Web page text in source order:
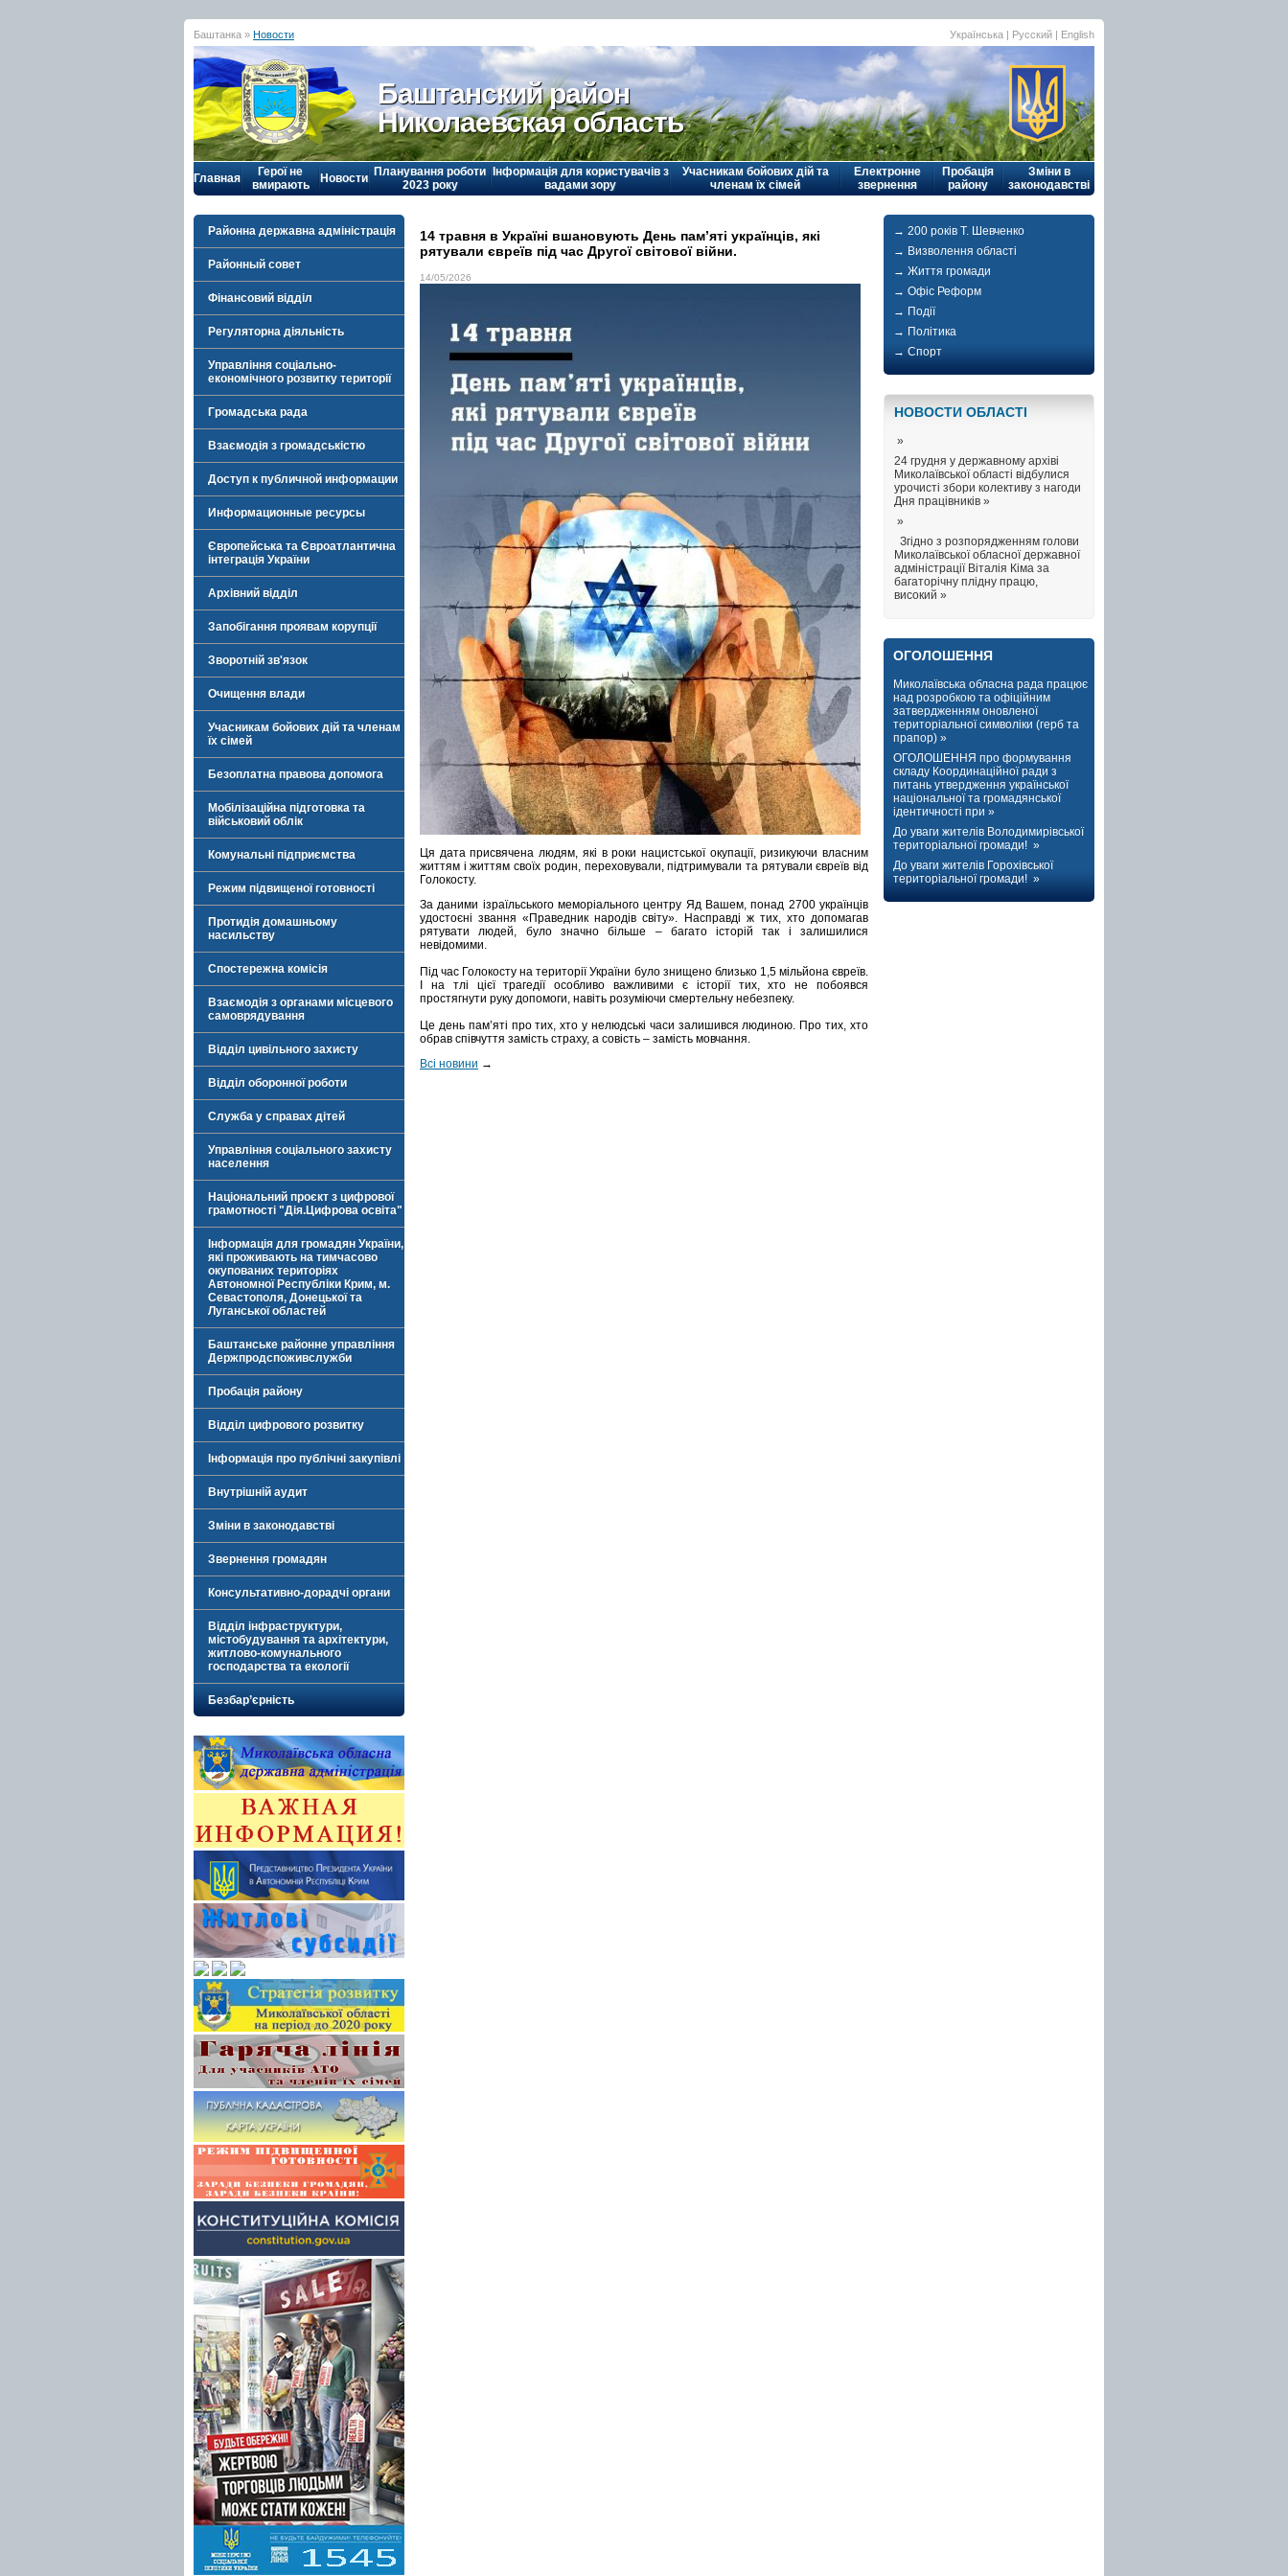
Баштанка » Новости Українська | Русский | English
Баштанский район
Николаевская область
Главная
Герої не
вмирають
Новости Планування роботи
2023 року
Інформація для користувачів з
вадами зору
Учасникам бойових дій та
членам їх сімей
Електронне
звернення
Пробація
району
Зміни в
законодавстві
Районна державна адміністрація
Районный совет
Фінансовий відділ
Регуляторна діяльність
Управління соціально-
економічного розвитку території
Громадська рада
Взаємодія з громадськістю
Доступ к публичной информации
Информационные ресурсы
Європейська та Євроатлантична
інтеграція України
Архівний відділ
Запобігання проявам корупції
Зворотній зв'язок
Очищення влади
Учасникам бойових дій та членам
їх сімей
Безоплатна правова допомога
Мобілізаційна підготовка та
військовий облік
Комунальні підприємства
Режим підвищеної готовності
Протидія домашньому
насильству
Спостережна комісія
Взаємодія з органами місцевого
самоврядування
Відділ цивільного захисту
Відділ оборонної роботи
Служба у справах дітей
Управління соціального захисту
населення
Національний проєкт з цифрової
грамотності "Дія.Цифрова освіта"
Інформація для громадян України,
які проживають на тимчасово
окупованих територіях
Автономної Республіки Крим, м.
Севастополя, Донецької та
Луганської областей
Баштанське районне управління
Держпродспоживслужби
Пробація району
Відділ цифрового розвитку
Інформація про публічні закупівлі
Внутрішній аудит
Зміни в законодавстві
Звернення громадян
Консультативно-дорадчі органи
Відділ інфраструктури,
містобудування та архітектури,
житлово-комунального
господарства та екології
Безбар’єрність
14 травня в Україні вшановують День пам’яті українців, які
рятували євреїв під час Другої світової війни.
14/05/2026
Ця дата присвячена людям, які в роки нацистської окупації, ризикуючи власним
життям і життям своїх родин, переховували, підтримували та рятували євреїв від
Голокосту.
За даними ізраїльського меморіального центру Яд Вашем, понад 2700 українців
удостоєні звання «Праведник народів світу». Насправді ж тих, хто допомагав
рятувати людей, було значно більше – багато історій так і залишилися
невідомими.
Під час Голокосту на території України було знищено близько 1,5 мільйона євреїв.
І на тлі цієї трагедії особливо важливими є історії тих, хто не побоявся
простягнути руку допомоги, навіть розуміючи смертельну небезпеку.
Це день пам’яті про тих, хто у нелюдські часи залишився людиною. Про тих, хто
обрав співчуття замість страху, а совість – замість мовчання.
Всі новини →
→ 200 років Т. Шевченко
→ Визволення області
→ Життя громади
→ Офіс Реформ
→ Події
→ Політика
→ Спорт
НОВОСТИ ОБЛАСТI
»
24 грудня у державному архіві
Миколаївської області відбулися
урочисті збори колективу з нагоди
Дня працівників »
»
Згідно з розпорядженням голови
Миколаївської обласної державної
адміністрації Віталія Кіма за
багаторічну плідну працю,
високий »
ОГОЛОШЕННЯ
Миколаївська обласна рада працює
над розробкою та офіційним
затвердженням оновленої
територіальної символіки (герб та
прапор) »
ОГОЛОШЕННЯ про формування
складу Координаційної ради з
питань утвердження української
національної та громадянської
ідентичності при »
До уваги жителів Володимирівської
територіальної громади! »
До уваги жителів Горохівської
територіальної громади! »